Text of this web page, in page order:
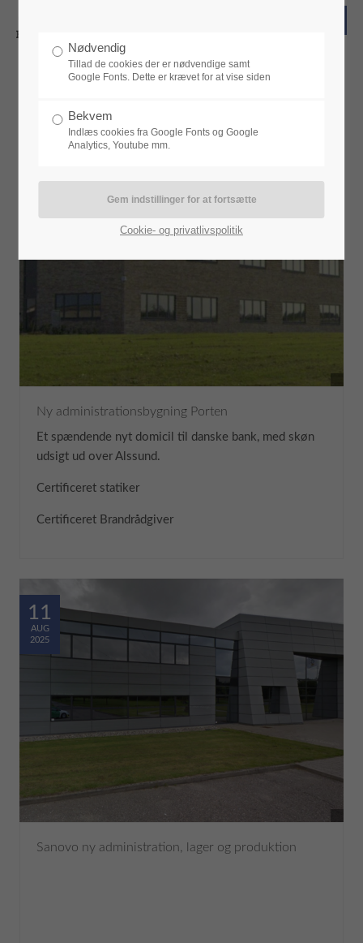
12
Ny administrationsbygning Porten
Et spændende nyt domicil til danske bank, med skøn
udsigt ud over Alssund.
Certificeret statiker
Certificeret Brandrådgiver
11
AUG
2025
Sanovo ny administration, lager og produktion
Nødvendig
Tillad de cookies der er nødvendige samt
Google Fonts. Dette er krævet for at vise siden
Bekvem
Indlæs cookies fra Google Fonts og Google
Analytics, Youtube mm.
Cookie- og privatlivspolitik